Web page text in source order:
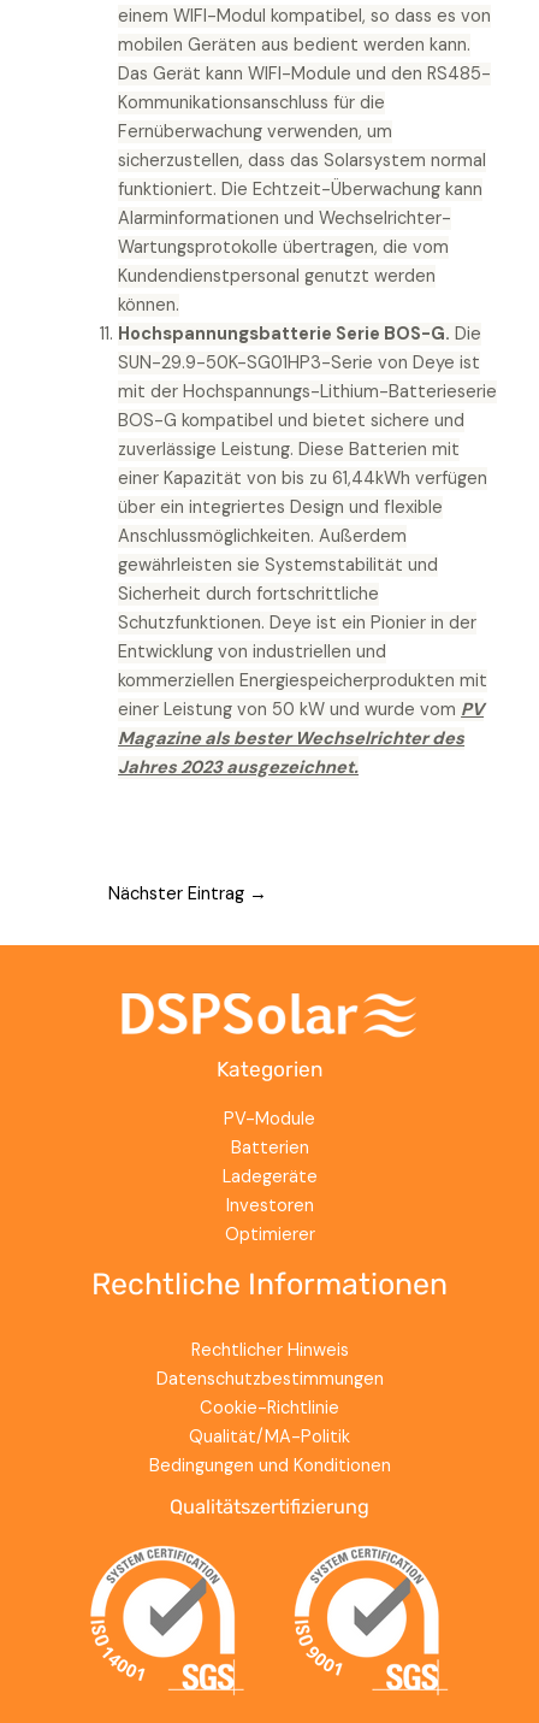
einem WIFI-Modul kompatibel, so dass es von
mobilen Geräten aus bedient werden kann.
Das Gerät kann WIFI-Module und den RS485-
Kommunikationsanschluss für die
Fernüberwachung verwenden, um
sicherzustellen, dass das Solarsystem normal
funktioniert. Die Echtzeit-Überwachung kann
Alarminformationen und Wechselrichter-
Wartungsprotokolle übertragen, die vom
Kundendienstpersonal genutzt werden
können.
Hochspannungsbatterie Serie BOS-G. Die
SUN-29.9-50K-SG01HP3-Serie von Deye ist
mit der Hochspannungs-Lithium-Batterieserie
BOS-G kompatibel und bietet sichere und
zuverlässige Leistung. Diese Batterien mit
einer Kapazität von bis zu 61,44kWh verfügen
über ein integriertes Design und flexible
Anschlussmöglichkeiten. Außerdem
gewährleisten sie Systemstabilität und
Sicherheit durch fortschrittliche
Schutzfunktionen. Deye ist ein Pionier in der
Entwicklung von industriellen und
kommerziellen Energiespeicherprodukten mit
einer Leistung von 50 kW und wurde vom PV
Magazine als bester Wechselrichter des
Jahres 2023 ausgezeichnet.
Nächster Eintrag →
Kategorien
PV-Module
Batterien
Ladegeräte
Investoren
Optimierer
Rechtliche Informationen
Rechtlicher Hinweis
Datenschutzbestimmungen
Cookie-Richtlinie
Qualität/MA-Politik
Bedingungen und Konditionen
Qualitätszertifizierung